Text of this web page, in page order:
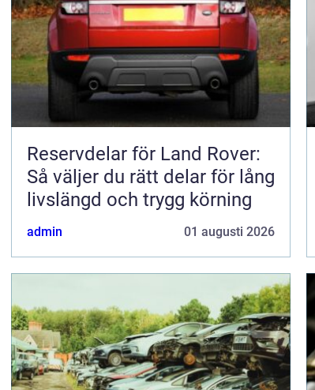
Reservdelar för Land Rover:
Så väljer du rätt delar för lång
livslängd och trygg körning
admin 01 augusti 2026